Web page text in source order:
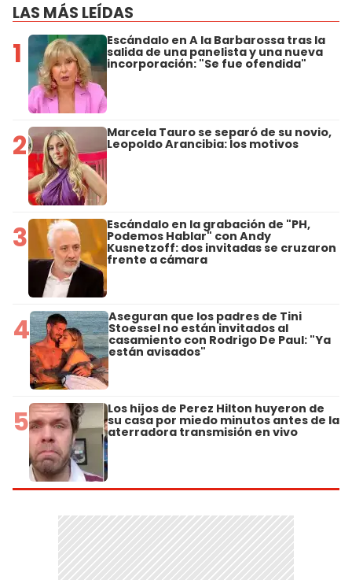
LAS MÁS LEÍDAS
1 Escándalo en A la Barbarossa tras la
salida de una panelista y una nueva
incorporación: "Se fue ofendida"
2 Marcela Tauro se separó de su novio,
Leopoldo Arancibia: los motivos
3 Escándalo en la grabación de "PH,
Podemos Hablar" con Andy
Kusnetzoff: dos invitadas se cruzaron
frente a cámara
4 Aseguran que los padres de Tini
Stoessel no están invitados al
casamiento con Rodrigo De Paul: "Ya
están avisados"
5 Los hijos de Perez Hilton huyeron de
su casa por miedo minutos antes de la
aterradora transmisión en vivo